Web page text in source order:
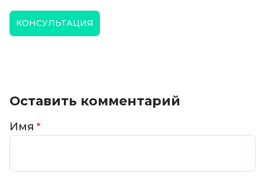
КОНСУЛЬТАЦИЯ
Оставить комментарий
Имя